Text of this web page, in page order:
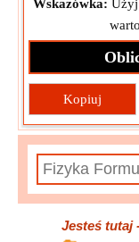
Wskazówka:
Kopiuj
Jesteś tutaj